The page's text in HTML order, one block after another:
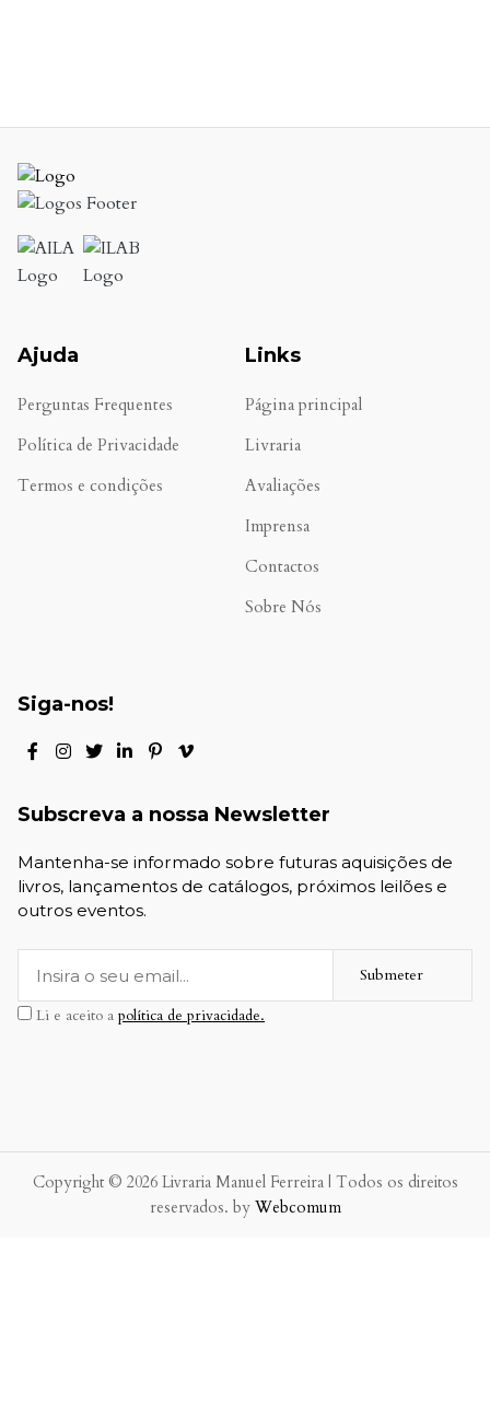
Ajuda
Perguntas Frequentes
Política de Privacidade
Termos e condições
Links
Página principal
Livraria
Avaliações
Imprensa
Contactos
Sobre Nós
Siga-nos!
Subscreva a nossa Newsletter
Mantenha-se informado sobre futuras aquisições de
livros, lançamentos de catálogos, próximos leilões e
outros eventos.
Submeter
Li e aceito a política de privacidade.
Copyright © 2026 Livraria Manuel Ferreira | Todos os direitos
reservados. by Webcomum